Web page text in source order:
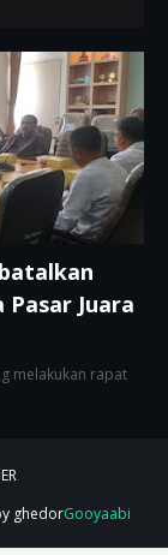
Juara
melakukan rapat
ghedorGooyaabi